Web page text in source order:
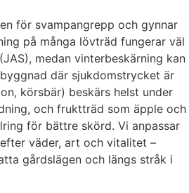
för svampangrepp och gynnar
på många lövträd fungerar väl
medan vinterbeskärning kan
där sjukdomstrycket är
körsbär) beskärs helst under
och fruktträd som äpple och
för bättre skörd. Vi anpassar
väder, art och vitalitet –
gårdslägen och längs stråk i